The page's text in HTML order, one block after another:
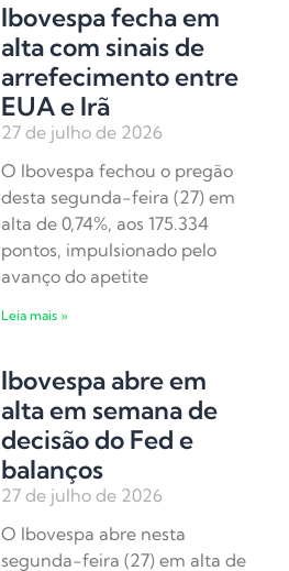
Ibovespa fecha em
alta com sinais de
arrefecimento entre
EUA e Irã
27 de julho de 2026
O Ibovespa fechou o pregão
desta segunda-feira (27) em
alta de 0,74%, aos 175.334
pontos, impulsionado pelo
avanço do apetite
Leia mais »
Ibovespa abre em
alta em semana de
decisão do Fed e
balanços
27 de julho de 2026
O Ibovespa abre nesta
segunda-feira (27) em alta de